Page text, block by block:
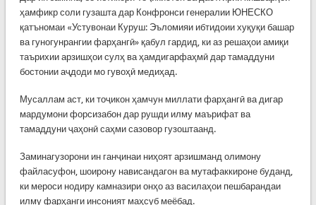
ҳамфикр соли гузашта дар Конфронси генералии ЮНЕСКО
қатъномаи «Устувонаи Куруш: Эъломияи ибтидоии хуқуқи башар
ва гуногунрангии фарҳангӣ» қабул гардид, ки аз решаҳои амиқи
таърихии арзишҳои сулҳ ва ҳамдигарфаҳмӣ дар тамаддуни
бостонии аҷдоди мо гувоҳӣ медиҳад.
Мусаллам аст, ки тоҷикон ҳамчун миллати фарҳангӣ ва дигар
мардумони форсизабон дар рушди илму маърифат ва
тамаддуни ҷаҳонӣ саҳми сазовор гузоштаанд.
Заминагузорони ин ганҷинаи ниҳоят арзишманд олимону
файласуфон, шоирону нависандагон ва мутафаккироне буданд,
ки мероси нодиру камназири онҳо аз василаҳои пешбарандаи
илму фарҳанги инсоният маҳсуб меёбад.